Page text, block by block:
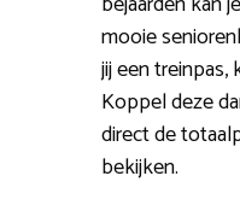
mooie
jij een
Koppel deze
direct de
bekijken.